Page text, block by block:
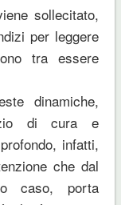
sollecitato,
per leggere
tra essere
dinamiche,
di cura e
infatti,
che dal
caso, porta